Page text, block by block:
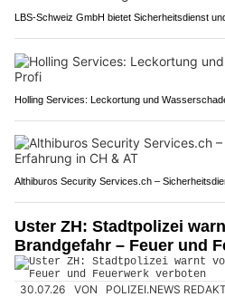
LBS-Schweiz GmbH bietet Sicherheitsdienst
Holling Services: Leckortung und
Althiburos Security Services.ch –
Uster ZH: Stadtpolizei
Brandgefahr – Feuer und
30.07.26 VON POLIZEI.NEWS